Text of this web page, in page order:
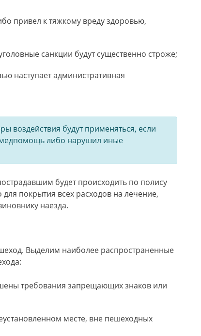
привел к тяжкому вреду здоровью,
санкции будут существенно строже;
наступает административная
воздействия будут применяться, если
медпомощь либо нарушил иные
будет происходить по полису
покрытия всех расходов на лечение,
наезда.
Выделим наиболее распространенные
требования запрещающих знаков или
месте, вне пешеходных